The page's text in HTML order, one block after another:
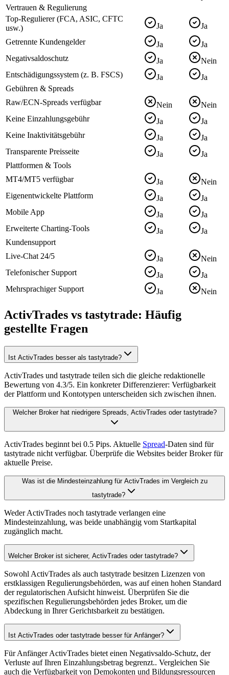
Vertrauen & Regulierung
Top-Regulierer (FCA, ASIC, CFTC
usw.)
Ja
Ja
Getrennte Kundengelder
Ja
Ja
Negativsaldoschutz
Ja
Nein
Entschädigungssystem (z. B. FSCS)
Ja
Ja
Gebühren & Spreads
Raw/ECN-Spreads verfügbar
Nein
Nein
Keine Einzahlungsgebühr
Ja
Ja
Keine Inaktivitätsgebühr
Ja
Ja
Transparente Preisseite
Ja
Ja
Plattformen & Tools
MT4/MT5 verfügbar
Ja
Nein
Eigenentwickelte Plattform
Ja
Ja
Mobile App
Ja
Ja
Erweiterte Charting-Tools
Ja
Ja
Kundensupport
Live-Chat 24/5
Ja
Nein
Telefonischer Support
Ja
Ja
Mehrsprachiger Support
Ja Nein
ActivTrades vs tastytrade: Häufig
gestellte Fragen
Ist ActivTrades besser als tastytrade?
ActivTrades und tastytrade teilen sich die gleiche redaktionelle
Bewertung von 4.3/5. Ein konkreter Differenzierer: Verfügbarkeit
der Plattform und Kontotypen unterscheiden sich zwischen ihnen.
Welcher Broker hat niedrigere Spreads, ActivTrades oder tastytrade?
ActivTrades beginnt bei 0.5 Pips. Aktuelle Spread-Daten sind für
tastytrade nicht verfügbar. Überprüfe die Websites beider Broker für
aktuelle Preise.
Was ist die Mindesteinzahlung für ActivTrades im Vergleich zu
tastytrade?
Weder ActivTrades noch tastytrade verlangen eine
Mindesteinzahlung, was beide unabhängig vom Startkapital
zugänglich macht.
Welcher Broker ist sicherer, ActivTrades oder tastytrade?
Sowohl ActivTrades als auch tastytrade besitzen Lizenzen von
erstklassigen Regulierungsbehörden, was auf einen hohen Standard
der regulatorischen Aufsicht hinweist. Überprüfen Sie die
spezifischen Regulierungsbehörden jedes Broker, um die
Abdeckung in Ihrer Gerichtsbarkeit zu bestätigen.
Ist ActivTrades oder tastytrade besser für Anfänger?
Für Anfänger ActivTrades bietet einen Negativsaldo-Schutz, der
Verluste auf Ihren Einzahlungsbetrag begrenzt.. Vergleichen Sie
auch die Verfügbarkeit von Demokonten und Bildungsressourcen